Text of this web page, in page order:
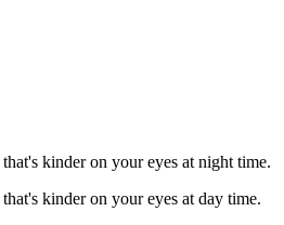
kinder on your eyes at night time.
kinder on your eyes at day time.